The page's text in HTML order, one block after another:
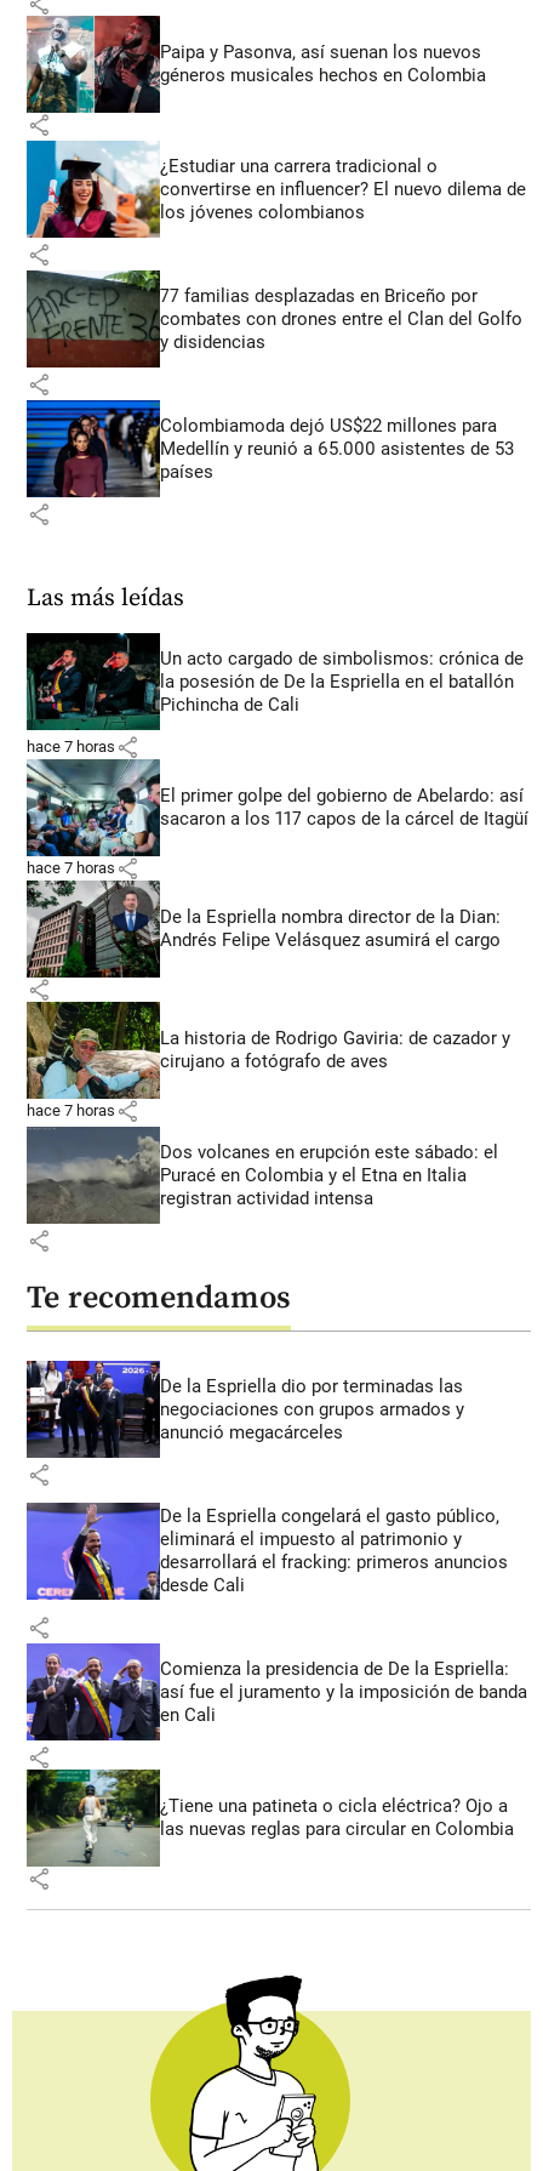
Paipa y Pasonva, así suenan los nuevos
géneros musicales hechos en Colombia
share
¿Estudiar una carrera tradicional o
convertirse en influencer? El nuevo dilema de
los jóvenes colombianos
share
77 familias desplazadas en Briceño por
combates con drones entre el Clan del Golfo
y disidencias
share
Colombiamoda dejó US$22 millones para
Medellín y reunió a 65.000 asistentes de 53
países
share
Las más leídas
Un acto cargado de simbolismos: crónica de
la posesión de De la Espriella en el batallón
Pichincha de Cali
hace 7 horas share
El primer golpe del gobierno de Abelardo: así
sacaron a los 117 capos de la cárcel de Itagüí
hace 7 horas share
De la Espriella nombra director de la Dian:
Andrés Felipe Velásquez asumirá el cargo
share
La historia de Rodrigo Gaviria: de cazador y
cirujano a fotógrafo de aves
hace 7 horas share
Dos volcanes en erupción este sábado: el
Puracé en Colombia y el Etna en Italia
registran actividad intensa
share
Te recomendamos
De la Espriella dio por terminadas las
negociaciones con grupos armados y
anunció megacárceles
share
De la Espriella congelará el gasto público,
eliminará el impuesto al patrimonio y
desarrollará el fracking: primeros anuncios
desde Cali
share
Comienza la presidencia de De la Espriella:
así fue el juramento y la imposición de banda
en Cali
share
¿Tiene una patineta o cicla eléctrica? Ojo a
las nuevas reglas para circular en Colombia
share